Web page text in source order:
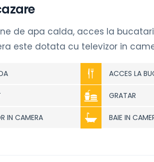
de apa calda, acces la
este dotata cu televizor in
ACCES LA
GRATAR
IN CAMERA BAIE IN